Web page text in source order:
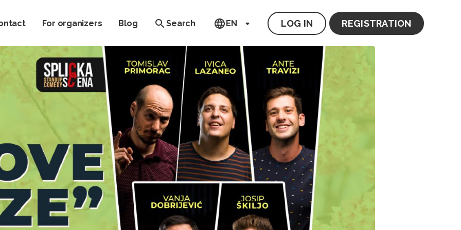
For organizers Blog Search EN LOG IN REGISTRATION